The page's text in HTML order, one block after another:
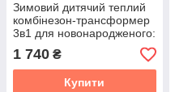
Зимовий дитячий теплий
комбінезон-трансформер
3в1 для новонародженого:
1 740 ₴
Купити